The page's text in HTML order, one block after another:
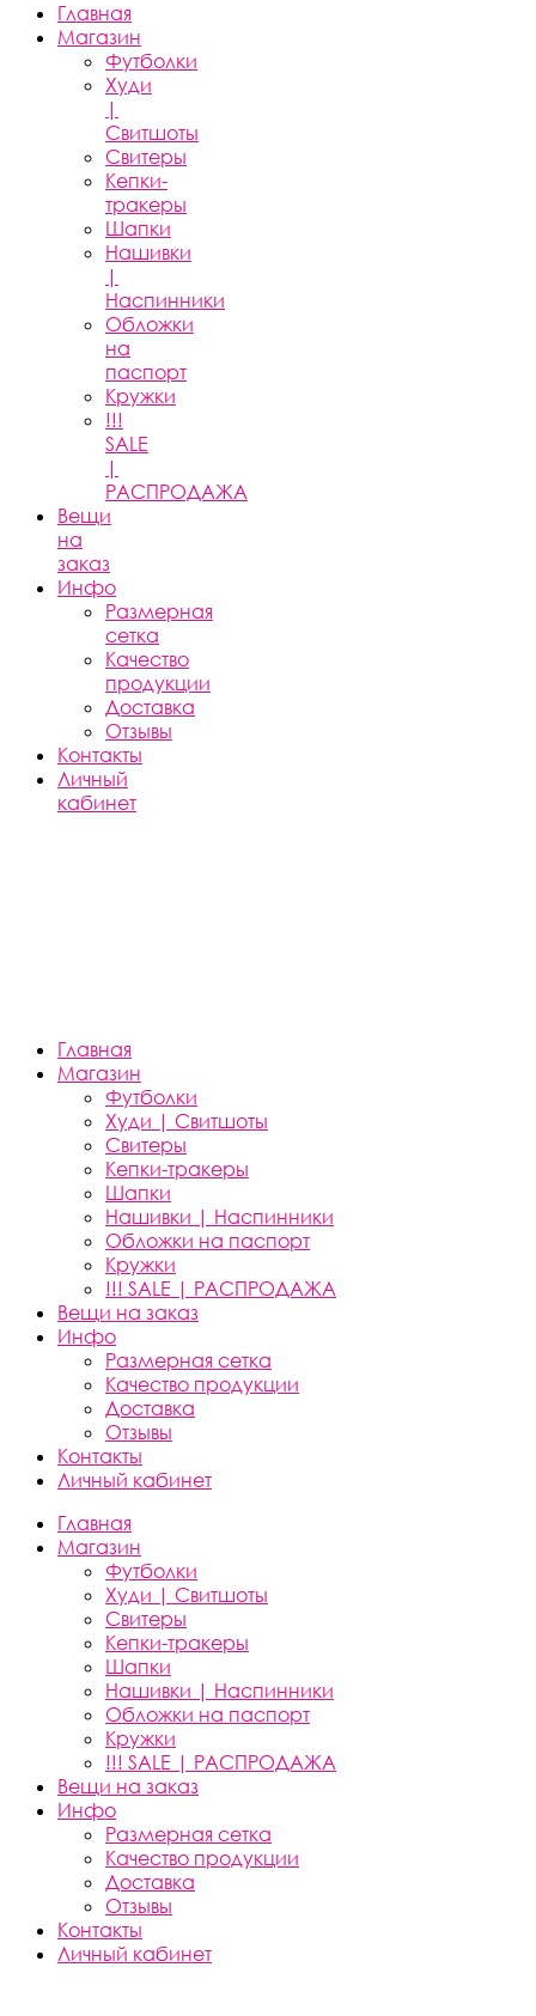
Главная
Магазин
Футболки
Худи
|
Свитшоты
Свитеры
Кепки-
тракеры
Шапки
Нашивки
|
Наспинники
Обложки
на
паспорт
Кружки
!!!
SALE
|
РАСПРОДАЖА
Вещи
на
заказ
Инфо
Размерная
сетка
Качество
продукции
Доставка
Отзывы
Контакты
Личный
кабинет
Главная
Магазин
Футболки
Худи | Свитшоты
Свитеры
Кепки-тракеры
Шапки
Нашивки | Наспинники
Обложки на паспорт
Кружки
!!! SALE | РАСПРОДАЖА
Вещи на заказ
Инфо
Размерная сетка
Качество продукции
Доставка
Отзывы
Контакты
Личный кабинет
Главная
Магазин
Футболки
Худи | Свитшоты
Свитеры
Кепки-тракеры
Шапки
Нашивки | Наспинники
Обложки на паспорт
Кружки
!!! SALE | РАСПРОДАЖА
Вещи на заказ
Инфо
Размерная сетка
Качество продукции
Доставка
Отзывы
Контакты
Личный кабинет